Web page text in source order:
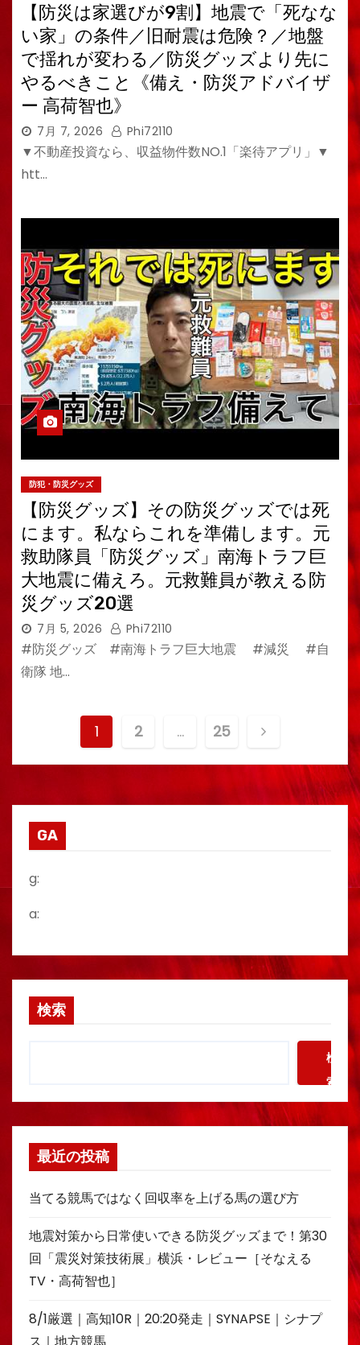
【防災は家選びが9割】地震で「死なな
い家」の条件／旧耐震は危険？／地盤
で揺れが変わる／防災グッズより先に
やるべきこと《備え・防災アドバイザ
ー 高荷智也》
7月 7, 2026 Phi72110
▼不動産投資なら、収益物件数NO.1「楽待アプリ」▼
htt…
防犯・防災グッズ
【防災グッズ】その防災グッズでは死
にます。私ならこれを準備します。元
救助隊員「防災グッズ」南海トラフ巨
大地震に備えろ。元救難員が教える防
災グッズ20選
7月 5, 2026 Phi72110
#防災グッズ #南海トラフ巨大地震 #減災 #自
衛隊 地…
投
稿
の
1 2 … 25
GA
g:
a:
検索
検
索
最近の投稿
当てる競馬ではなく回収率を上げる馬の選び方
地震対策から日常使いできる防災グッズまで！第30
回「震災対策技術展」横浜・レビュー［そなえる
TV・高荷智也］
8/1厳選｜高知10R｜20:20発走｜SYNAPSE｜シナプ